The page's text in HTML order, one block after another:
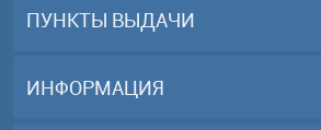
ПУНКТЫ ВЫДАЧИ
ИНФОРМАЦИЯ